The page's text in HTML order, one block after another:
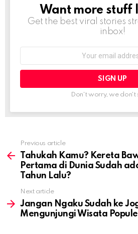
NEWSLETTER
Want more stuff
Get the best viral stories
inbox!
Don't worry, we don't
more
Previous article
Tahukah Kamu? Kereta
Pertama di Dunia Sudah
Tahun Lalu?
Next article
Jangan Ngaku Sudah ke
Mengunjungi Wisata